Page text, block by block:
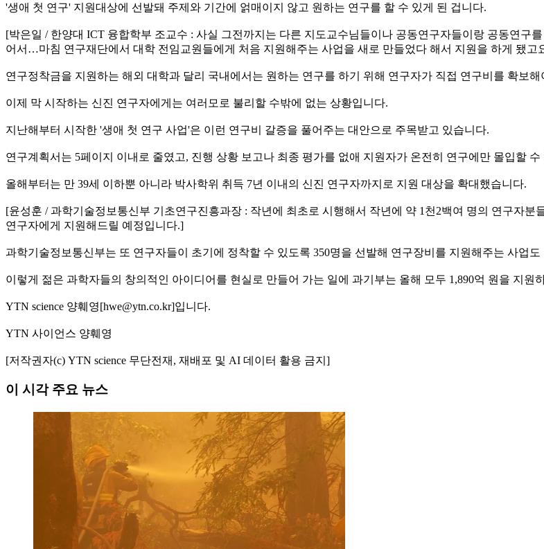
'생애 첫 연구' 지원대상에 선발돼 주제와 기간에 얽매이지 않고 원하는 연구를 할 수 있게 된 겁니다.
[박은일 / 한양대 ICT 융합학부 조교수 : 사실 그전까지는 다른 지도교수님들이나 공동연구자들이랑 공동연구
어서…마침 연구재단에서 대학 전임교원들에게 처음 지원해주는 사업을 새로 만들었다 해서 지원을 하게 됐고
연구정착금을 지원하는 해외 대학과 달리 국내에서는 원하는 연구를 하기 위해 연구자가 직접 연구비를 확보해
이제 막 시작하는 신진 연구자에게는 여러모로 불리할 수밖에 없는 상황입니다.
지난해부터 시작한 '생애 첫 연구 사업'은 이런 연구비 갈증을 풀어주는 대안으로 주목받고 있습니다.
연구계획서는 5페이지 이내로 줄였고, 진행 상황 보고나 최종 평가를 없애 지원자가 온전히 연구에만 몰입할 수
올해부터는 만 39세 이하뿐 아니라 박사학위 취득 7년 이내의 신진 연구자까지로 지원 대상을 확대했습니다.
[윤성훈 / 과학기술정보통신부 기초연구진흥과장 : 작년에 최초로 시행해서 작년에 약 1천2백여 명의 연구자
연구자에게 지원해드릴 예정입니다.]
과학기술정보통신부는 또 연구자들이 초기에 정착할 수 있도록 350명을 선발해 연구장비를 지원해주는 사업도
이렇게 젊은 과학자들의 창의적인 아이디어를 현실로 만들어 가는 일에 과기부는 올해 모두 1,890억 원을 지원
YTN science 양훼영[hwe@ytn.co.kr]입니다.
YTN 사이언스 양훼영
[저작권자(c) YTN science 무단전재, 재배포 및 AI 데이터 활용 금지]
이 시각 주요 뉴스